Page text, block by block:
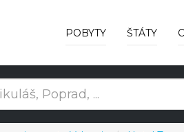
POBYTY ŠTÁTY